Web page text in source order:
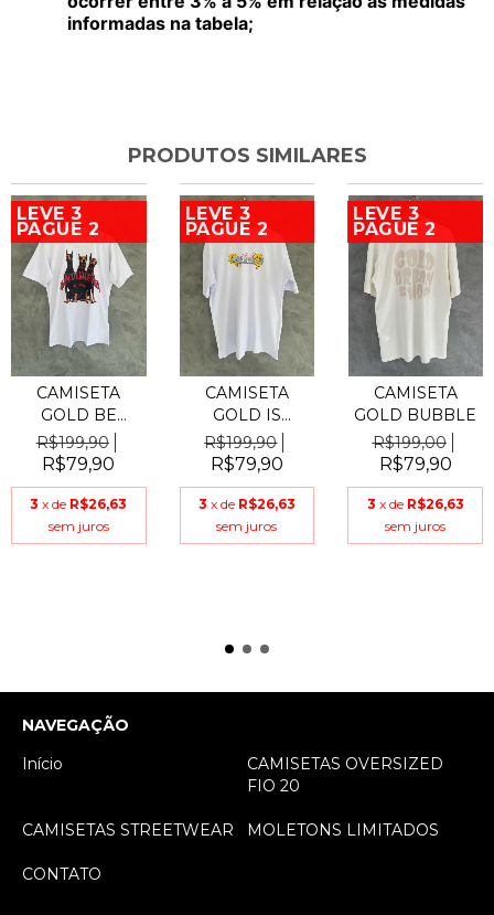
informadas na tabela;
PRODUTOS SIMILARES
LEVE 3
PAGUE 2
CAMISETA
GOLD BE
BRAVE
R$199,90
R$79,90
3 x de R$26,63
sem juros
LEVE 3
PAGUE 2
CAMISETA
GOLD IS
GOOD
R$199,90
R$79,90
3 x de R$26,63
sem juros
LEVE 3
PAGUE 2
CAMISETA
GOLD BUBBLE
R$199,00
R$79,90
3 x de R$26,63
sem juros
NAVEGAÇÃO
Início
CAMISETAS OVERSIZED
FIO 20
CAMISETAS STREETWEAR MOLETONS LIMITADOS
CONTATO